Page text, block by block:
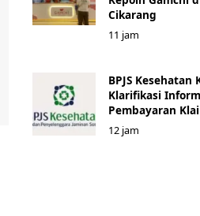
Cikarang
11 jam
BPJS Kesehatan
Klarifikasi
Pembayaran
12 jam